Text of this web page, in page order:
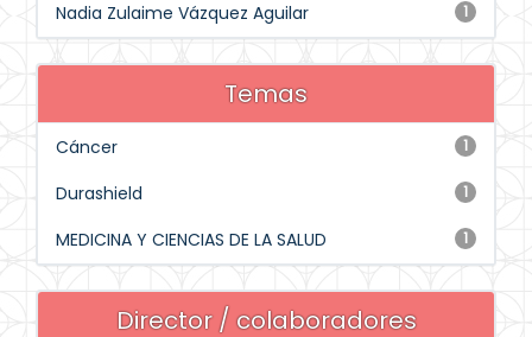
1
Nadia Zulaime Vázquez Aguilar
Temas
1
Cáncer
1
Durashield
1
MEDICINA Y CIENCIAS DE LA SALUD
Director / colaboradores